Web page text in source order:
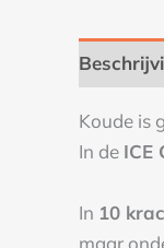
Koude is
In de ICE
In 10
maar